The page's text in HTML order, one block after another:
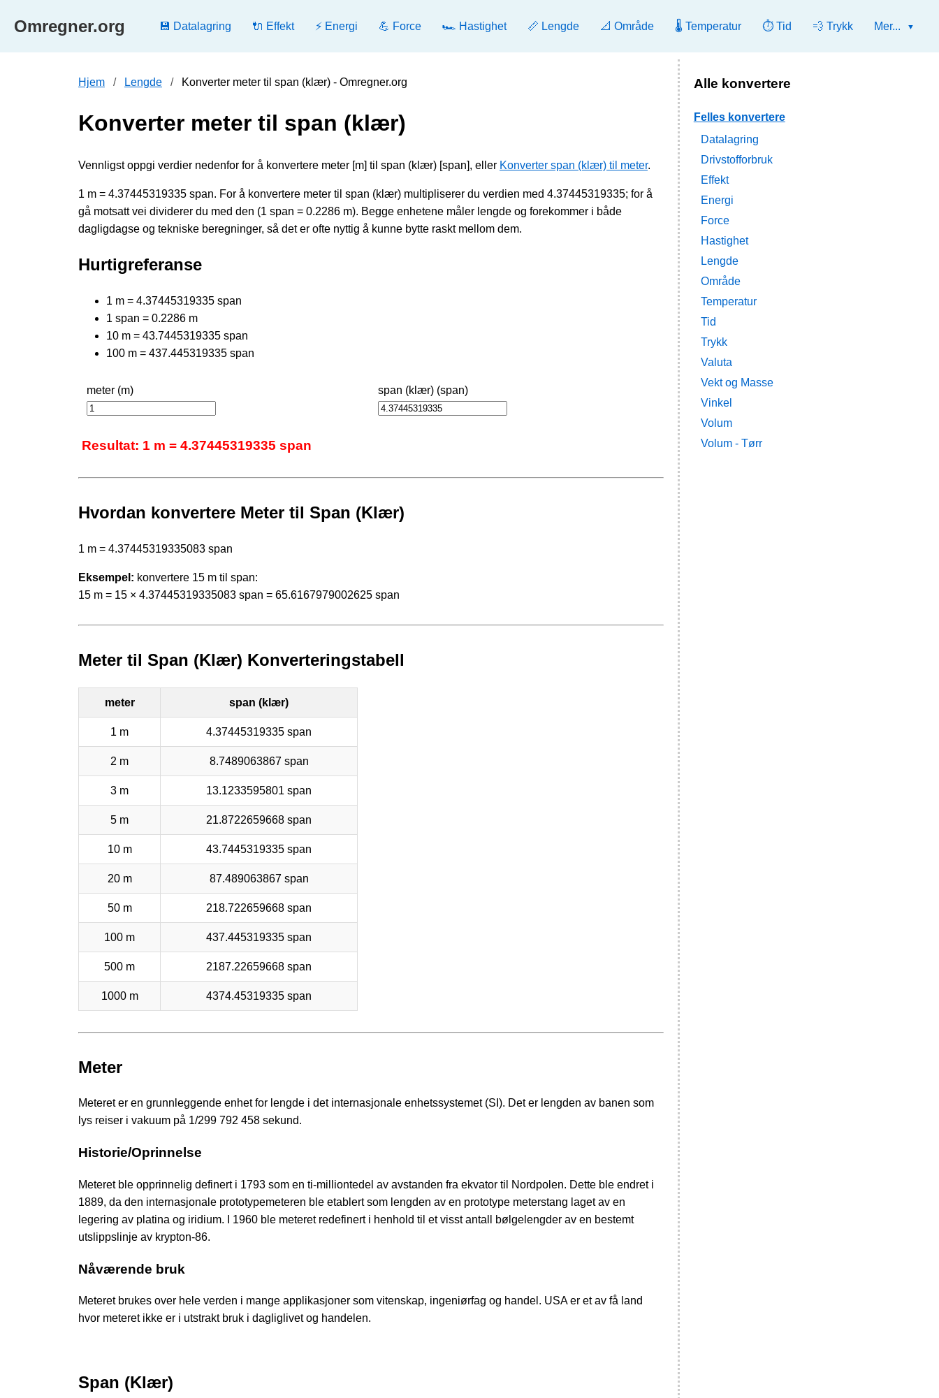
Omregner.org 💾 Datalagring 🔌 Effekt ⚡ Energi 💪 Force 🏎️ Hastighet 📏 Lengde 📐 Område 🌡️ Temperatur ⏱️ Tid 💨 Trykk Mer...
Hjem Lengde Konverter meter til span (klær) - Omregner.org
Konverter meter til span (klær)
Vennligst oppgi verdier nedenfor for å konvertere meter [m] til span (klær) [span], eller Konverter span (klær) til meter.
1 m = 4.37445319335 span. For å konvertere meter til span (klær) multipliserer du verdien med 4.37445319335; for å
gå motsatt vei dividerer du med den (1 span = 0.2286 m). Begge enhetene måler lengde og forekommer i både
dagligdagse og tekniske beregninger, så det er ofte nyttig å kunne bytte raskt mellom dem.
Hurtigreferanse
1 m = 4.37445319335 span
1 span = 0.2286 m
10 m = 43.7445319335 span
100 m = 437.445319335 span
meter (m) span (klær) (span)
Resultat: 1 m = 4.37445319335 span
Hvordan konvertere Meter til Span (Klær)
1 m = 4.37445319335083 span
Eksempel: konvertere 15 m til span:
15 m = 15 × 4.37445319335083 span = 65.6167979002625 span
Meter til Span (Klær) Konverteringstabell
meter span (klær)
1 m 4.37445319335 span
2 m 8.7489063867 span
3 m 13.1233595801 span
5 m 21.8722659668 span
10 m 43.7445319335 span
20 m 87.489063867 span
50 m 218.722659668 span
100 m 437.445319335 span
500 m 2187.22659668 span
1000 m 4374.45319335 span
Meter
Meteret er en grunnleggende enhet for lengde i det internasjonale enhetssystemet (SI). Det er lengden av banen som
lys reiser i vakuum på 1/299 792 458 sekund.
Historie/Oprinnelse
Meteret ble opprinnelig definert i 1793 som en ti-milliontedel av avstanden fra ekvator til Nordpolen. Dette ble endret i
1889, da den internasjonale prototypemeteren ble etablert som lengden av en prototype meterstang laget av en
legering av platina og iridium. I 1960 ble meteret redefinert i henhold til et visst antall bølgelengder av en bestemt
utslippslinje av krypton-86.
Nåværende bruk
Meteret brukes over hele verden i mange applikasjoner som vitenskap, ingeniørfag og handel. USA er et av få land
hvor meteret ikke er i utstrakt bruk i dagliglivet og handelen.
Span (Klær)
Alle konvertere
Felles konvertere
Datalagring
Drivstofforbruk
Effekt
Energi
Force
Hastighet
Lengde
Område
Temperatur
Tid
Trykk
Valuta
Vekt og Masse
Vinkel
Volum
Volum - Tørr